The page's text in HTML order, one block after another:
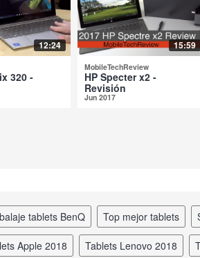
12:24
320 -
15:59
MobileTechReview
HP Specter x2 -
Revisión
Jun 2017
tablets BenQ top mejor tablets
Apple 2018 tablets Lenovo 2018